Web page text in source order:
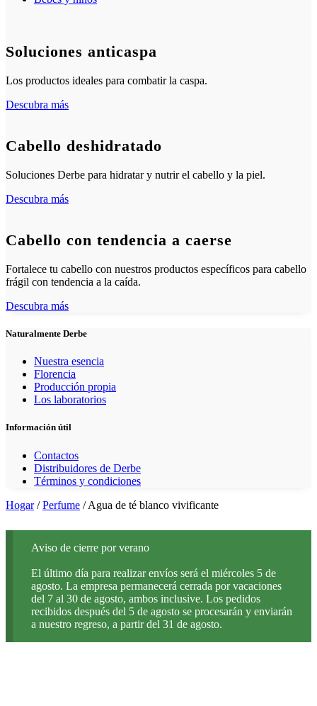
Soluciones anticaspa
Los productos ideales para combatir la caspa.
Descubra más
Cabello deshidratado
Soluciones Derbe para hidratar y nutrir el cabello y la piel.
Descubra más
Cabello con tendencia a caerse
Fortalece tu cabello con nuestros productos específicos para cabello
frágil con tendencia a la caída.
Descubra más
Naturalmente Derbe
Nuestra esencia
Florencia
Producción propia
Los laboratorios
Información útil
Contactos
Distribuidores de Derbe
Términos y condiciones
Hogar/Perfume / Agua de té blanco vivificante
Aviso de cierre por verano
El último día para realizar envíos será el miércoles 5 de
agosto. La empresa permanecerá cerrada por vacaciones
del 7 al 30 de agosto, ambos inclusive. Los pedidos
recibidos después del 5 de agosto se procesarán y enviarán
a nuestro regreso, a partir del 31 de agosto.